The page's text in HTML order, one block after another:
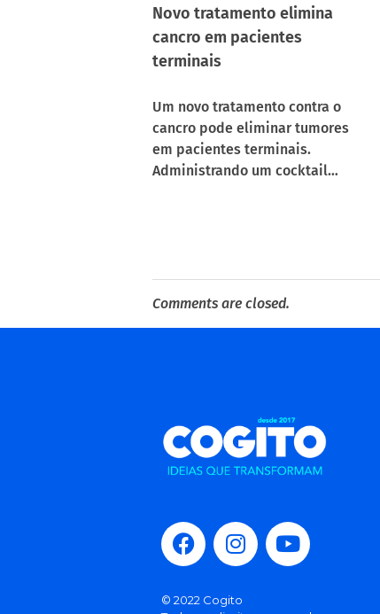
Novo tratamento elimina
cancro em pacientes
terminais
Um novo tratamento contra o
cancro pode eliminar tumores
em pacientes terminais.
Administrando um cocktail…
Comments are closed.
© 2022 Cogito